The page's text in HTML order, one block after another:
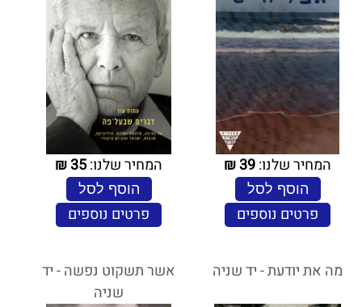
המחיר שלנו:39
₪
הוסף לסל
פרטים נוספים
המחיר שלנו:35
₪
הוסף לסל
פרטים נוספים
מה את יודעת - יד שניה
אשר תשקוט נפשה - יד
שניה